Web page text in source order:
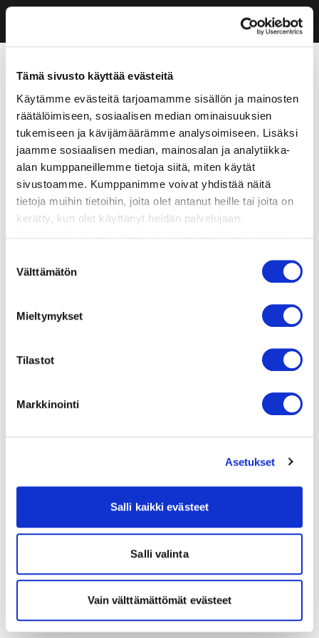
Tämä sivusto käyttää evästeitä
Käytämme evästeitä tarjoamamme sisällön ja mainosten
räätälöimiseen, sosiaalisen median ominaisuuksien
tukemiseen ja kävijämäärämme analysoimiseen. Lisäksi
jaamme sosiaalisen median, mainosalan ja analytiikka-
alan kumppaneillemme tietoja siitä, miten käytät
sivustoamme. Kumppanimme voivat yhdistää näitä
tietoja muihin tietoihin, joita olet antanut heille tai joita on
kerätty, kun olet käyttänyt heidän palvelujaan.
valinta
Välttämätön
Mieltymykset
Tilastot
Markkinointi
Asetukset
Salli kaikki evästeet
Salli valinta
Vain välttämättömät evästeet